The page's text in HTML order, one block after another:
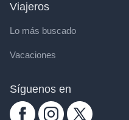
Viajeros
Lo más buscado
Vacaciones
Síguenos en